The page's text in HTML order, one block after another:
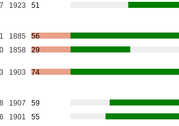
1923 51
1885
56
1858 29
1903 74
1907
59
1901 55